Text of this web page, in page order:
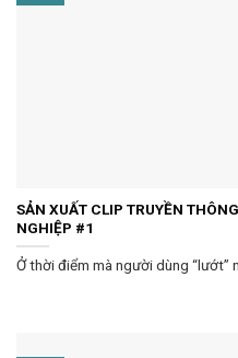
SẢN XUẤT CLIP TRUYỀN
NGHIỆP #1
Ở thời điểm mà người dùng “lướt”